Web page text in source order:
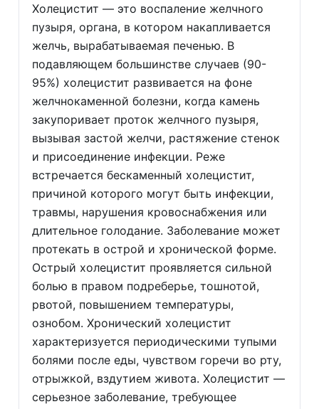
Холецистит — это воспаление желчного
пузыря, органа, в котором накапливается
желчь, вырабатываемая печенью. В
подавляющем большинстве случаев (90-
95%) холецистит развивается на фоне
желчнокаменной болезни, когда камень
закупоривает проток желчного пузыря,
вызывая застой желчи, растяжение стенок
и присоединение инфекции. Реже
встречается бескаменный холецистит,
причиной которого могут быть инфекции,
травмы, нарушения кровоснабжения или
длительное голодание. Заболевание может
протекать в острой и хронической форме.
Острый холецистит проявляется сильной
болью в правом подреберье, тошнотой,
рвотой, повышением температуры,
ознобом. Хронический холецистит
характеризуется периодическими тупыми
болями после еды, чувством горечи во рту,
отрыжкой, вздутием живота. Холецистит —
серьезное заболевание, требующее